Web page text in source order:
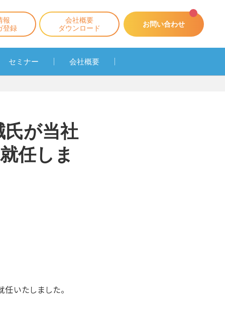
報
登録
会社概要
ダウンロード
お問い合わせ
セミナー 会社概要
が当社
任しま
いたしました。